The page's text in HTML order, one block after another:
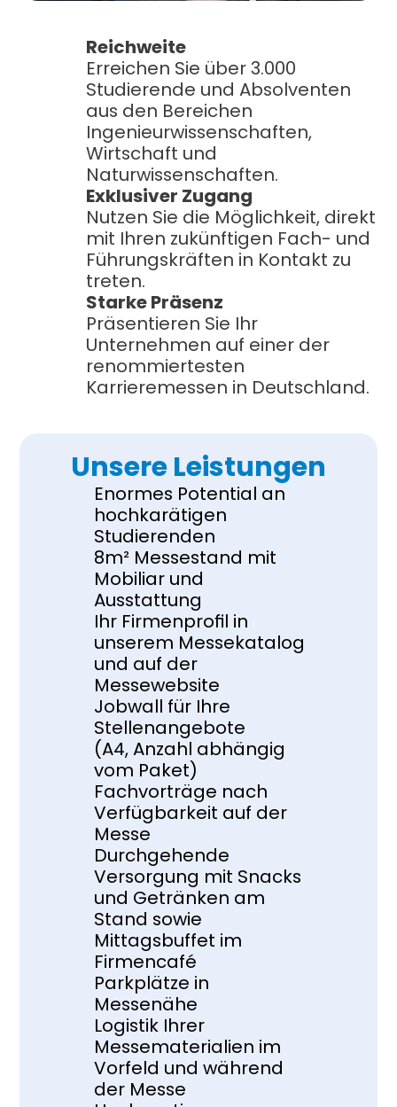
Reichweite
Erreichen Sie über 3.000
Studierende und Absolventen
aus den Bereichen
Ingenieurwissenschaften,
Wirtschaft und
Naturwissenschaften.
Exklusiver Zugang
Nutzen Sie die Möglichkeit, direkt
mit Ihren zukünftigen Fach- und
Führungskräften in Kontakt zu
treten.
Starke Präsenz
Präsentieren Sie Ihr
Unternehmen auf einer der
renommiertesten
Karrieremessen in Deutschland.
Unsere Leistungen
Enormes Potential an
hochkarätigen
Studierenden
8m² Messestand mit
Mobiliar und
Ausstattung
Ihr Firmenprofil in
unserem Messekatalog
und auf der
Messewebsite
Jobwall für Ihre
Stellenangebote
(A4, Anzahl abhängig
vom Paket)
Fachvorträge nach
Verfügbarkeit auf der
Messe
Durchgehende
Versorgung mit Snacks
und Getränken am
Stand sowie
Mittagsbuffet im
Firmencafé
Parkplätze in
Messenähe
Logistik Ihrer
Messematerialien im
Vorfeld und während
der Messe